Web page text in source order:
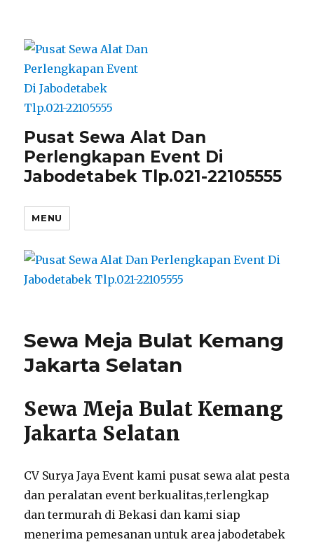
Pusat Sewa Alat Dan
Perlengkapan Event Di
Jabodetabek Tlp.021-22105555
MENU
Sewa Meja Bulat Kemang
Jakarta Selatan
Sewa Meja Bulat Kemang
Jakarta Selatan
CV Surya Jaya Event kami pusat sewa alat pesta
dan peralatan event berkualitas,terlengkap
dan termurah di Bekasi dan kami siap
menerima pemesanan untuk area jabodetabek